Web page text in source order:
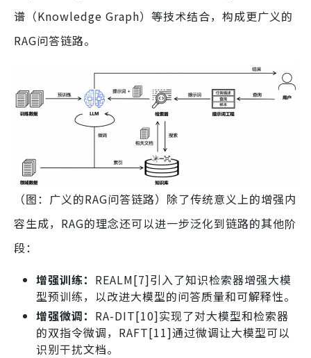
谱（Knowledge Graph）等技术结合，构成更广义的
RAG问答链路。
（图：广义的RAG问答链路）除了传统意义上的增强内
容生成，RAG的理念还可以进一步泛化到链路的其他阶
段：
增强训练： REALM[7]引入了知识检索器增强大模
型预训练，以改进大模型的问答质量和可解释性。
增强微调： RA-DIT[10]实现了对大模型和检索器
的双指令微调，RAFT[11]通过微调让大模型可以
识别干扰文档。